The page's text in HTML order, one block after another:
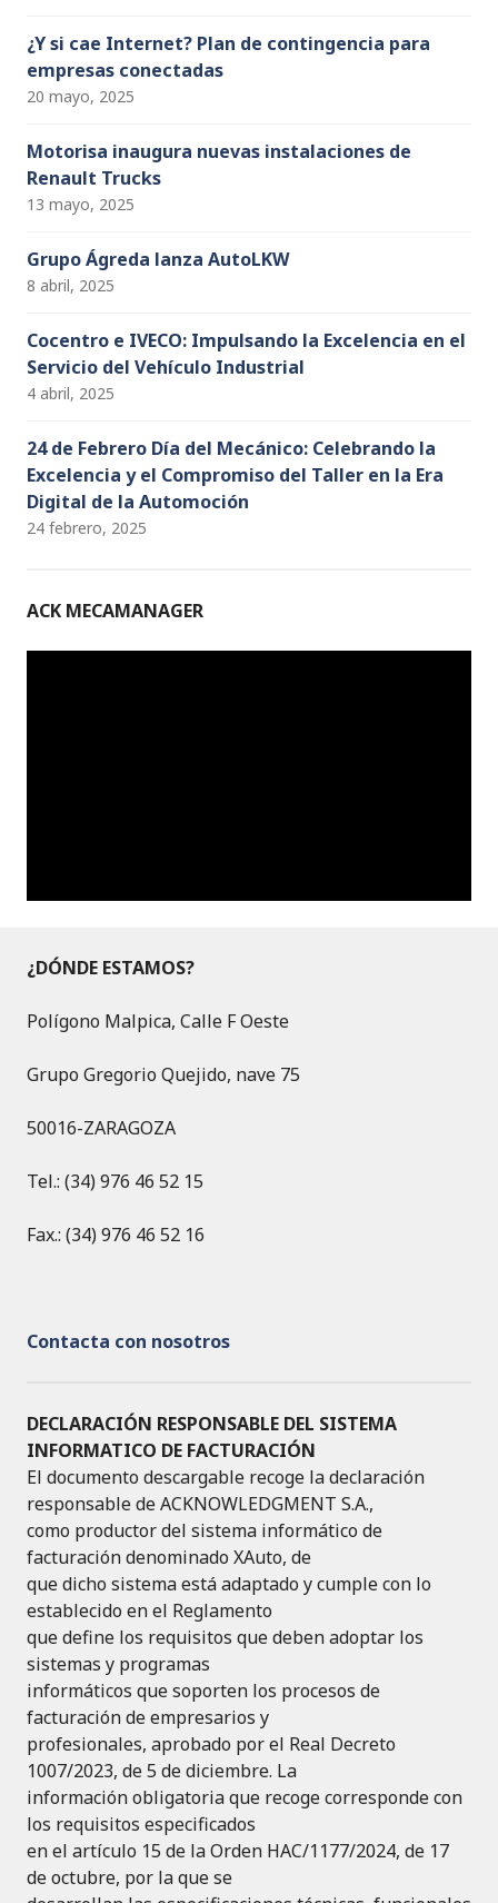
¿Y si cae Internet? Plan de contingencia para
empresas conectadas
20 mayo, 2025
Motorisa inaugura nuevas instalaciones de
Renault Trucks
13 mayo, 2025
Grupo Ágreda lanza AutoLKW
8 abril, 2025
Cocentro e IVECO: Impulsando la Excelencia en el
Servicio del Vehículo Industrial
4 abril, 2025
24 de Febrero Día del Mecánico: Celebrando la
Excelencia y el Compromiso del Taller en la Era
Digital de la Automoción
24 febrero, 2025
ACK MECAMANAGER
¿DÓNDE ESTAMOS?
Polígono Malpica, Calle F Oeste
Grupo Gregorio Quejido, nave 75
50016-ZARAGOZA
Tel.: (34) 976 46 52 15
Fax.: (34) 976 46 52 16
Contacta con nosotros
DECLARACIÓN RESPONSABLE DEL SISTEMA
INFORMATICO DE FACTURACIÓN
El documento descargable recoge la declaración
responsable de ACKNOWLEDGMENT S.A.,
como productor del sistema informático de
facturación denominado XAuto, de
que dicho sistema está adaptado y cumple con lo
establecido en el Reglamento
que define los requisitos que deben adoptar los
sistemas y programas
informáticos que soporten los procesos de
facturación de empresarios y
profesionales, aprobado por el Real Decreto
1007/2023, de 5 de diciembre. La
información obligatoria que recoge corresponde con
los requisitos especificados
en el artículo 15 de la Orden HAC/1177/2024, de 17
de octubre, por la que se